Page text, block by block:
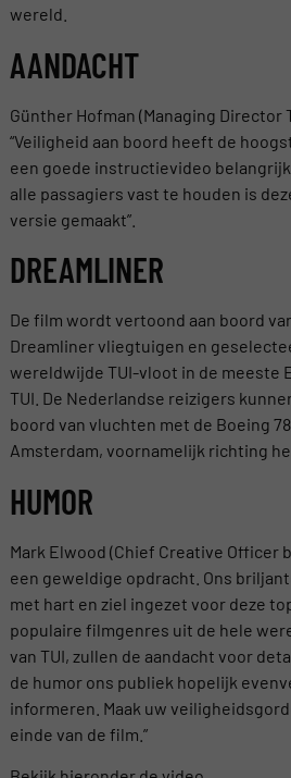
wereld.
AANDACHT
Günther Hofman (Managing Director
“Veiligheid aan boord heeft de
een goede instructievideo
alle passagiers vast te houden is
versie gemaakt”.
DREAMLINER
De film wordt vertoond aan boord
Dreamliner vliegtuigen en
wereldwijde TUI-vloot in de meeste
TUI. De Nederlandse reizigers
boord van vluchten met de Boeing
Amsterdam, voornamelijk richting
HUMOR
Mark Elwood (Chief Creative Officer
een geweldige opdracht. Ons
met hart en ziel ingezet voor deze
populaire filmgenres uit de hele
van TUI, zullen de aandacht voor
de humor ons publiek hopelijk
informeren. Maak uw
einde van de film.”